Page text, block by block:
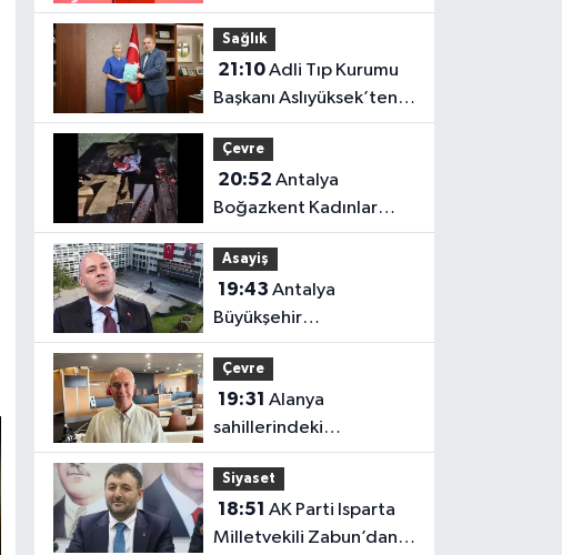
Antalya’nın geleceği”
Sağlık
21:10Adli Tıp Kurumu
Başkanı Aslıyüksek’ten
Rektör Özkan'a davet
Çevre
20:52
Boğazkent Kadınlar
Plajı’nda bırakılan çöpler
tepki çekti
Asayiş
19:43
Büyükşehir
soruşturmasında iki isim
hakkında yeni karar
Çevre
19:31
sahillerindeki
mikroplastik kirliliğinin
kaynağı açıklandı
Siyaset
18:51
Milletvekili Zabun’dan